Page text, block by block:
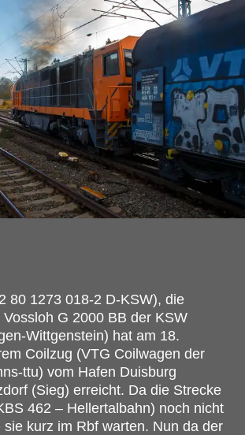
80 1273 018-2 D-KSW), die
G 2000 BB der KSW
Wittgenstein) hat am 18.
Coilzug (VTG Coilwagen der
ttu) vom Hafen Duisburg
(Sieg) erreicht. Da die Strecke
462 – Hellertalbahn) noch nicht
kurz im Rbf warten. Nun da der